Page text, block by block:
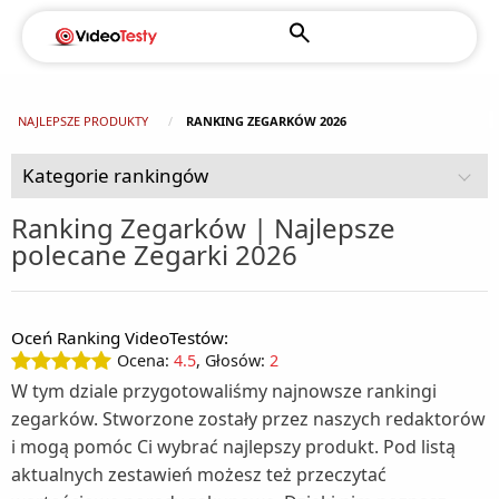
NAJLEPSZE PRODUKTY RANKING ZEGARKÓW 2026
Kategorie rankingów
AGD (92)
Chłodziarko - zamrażarki wolnostojące (1)
Kuchenki do zabudowy (2)
Kuchnie wolnostojące (5)
Lodówki do zabudowy (5)
Lodówki wolnostojące (16)
Dom i ogród (108)
Agregaty prądotwórcze (1)
Alarmy (1)
Baseny ogrodowe (4)
Ciśnieniomierze (2)
Drobne AGD do higieny i pielęgnacji (49)
Depilatory (3)
Elektryczne pilniki do stóp (1)
Golarki (3)
Drobne AGD do kuchni i domu (125)
Akcesoria kuchenne (1)
Automaty do popcornu (1)
Fotografia i filmowanie (16)
Aparaty fotograficzne (6)
Gry i konsole (11)
Ranking Zegarków | Najlepsze
polecane Zegarki 2026
Oceń Ranking VideoTestów:
Ocena: 4.5, Głosów: 2
W tym dziale przygotowaliśmy najnowsze rankingi
zegarków. Stworzone zostały przez naszych redaktorów
i mogą pomóc Ci wybrać najlepszy produkt. Pod listą
aktualnych zestawień możesz też przeczytać